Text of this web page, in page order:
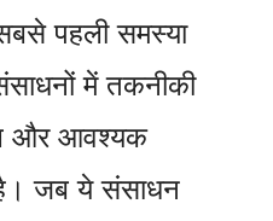
पहली समस्या
में तकनीकी
और आवश्यक
है। जब ये संसाधन